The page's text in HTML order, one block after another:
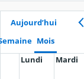
Aujourd’hui
Mois
Lundi
Mardi